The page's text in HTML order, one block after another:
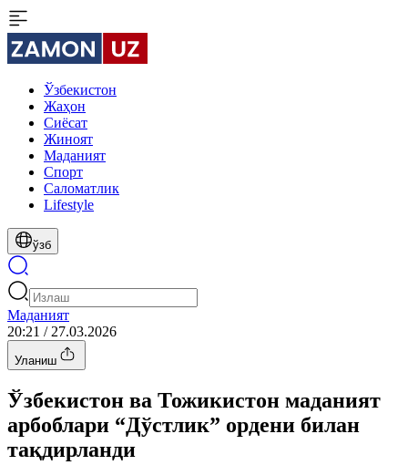
Ўзбекистон
Жаҳон
Сиёсат
Жиноят
Маданият
Спорт
Cаломатлик
Lifestyle
ўзб
Маданият
20:21 / 27.03.2026
Уланиш
Ўзбекистон ва Тожикистон маданият
арбоблари “Дўстлик” ордени билан
тақдирланди